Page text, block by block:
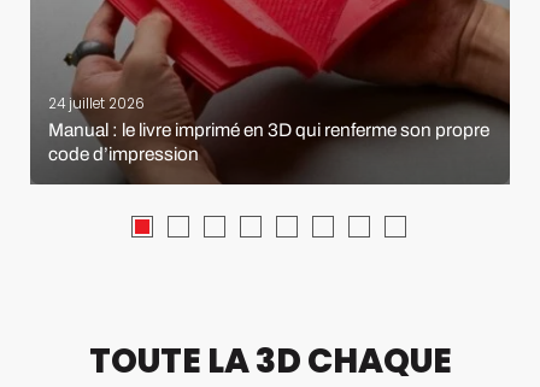
24 juillet 2026
Manual : le livre imprimé en 3D qui renferme son propre
code d’impression
TOUTE LA 3D CHAQUE